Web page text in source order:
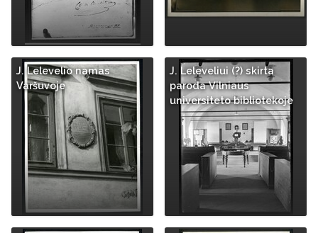
J. Lelevelio namas
Varšuvoje
J. Leleveliui (?) skirta
paroda Vilniaus
universiteto bibliotekoje